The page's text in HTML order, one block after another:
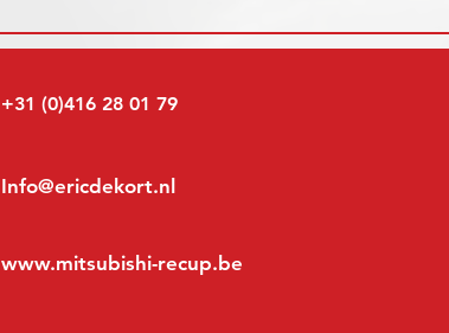
Info@ericdekort.nl
www.mitsubishi-recup.be
+31 (0)416 28 01 79